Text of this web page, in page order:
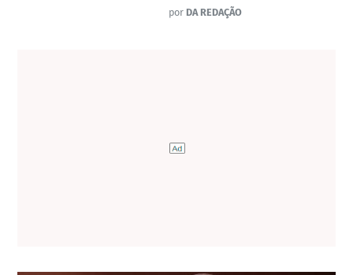
por DA REDAÇÃO